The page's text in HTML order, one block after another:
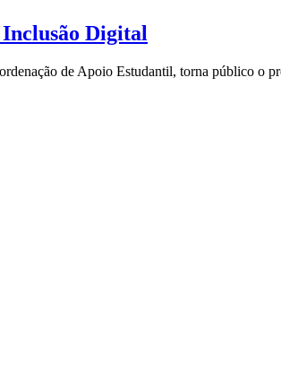
Digital
de Apoio Estudantil, torna público o